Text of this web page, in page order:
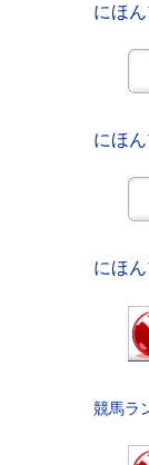
にほ
にほ
にほ
競馬ラ